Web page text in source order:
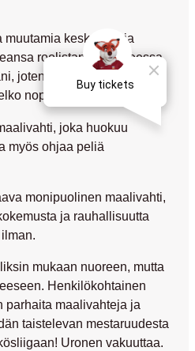
keskusteluja
roolistani joukkueessa
joten päätös siirtyä
nopeasti.
joka huokuu
myös ohjaa peliä
monipuolinen maalivahti,
ja rauhallisuutta
mukaan nuoreen, mutta
Henkilökohtainen
parhaita maalivahteja ja
taistelevan mestaruudesta
Uronen vakuuttaa.